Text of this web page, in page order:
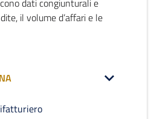
dati congiunturali e
il volume d’affari e le